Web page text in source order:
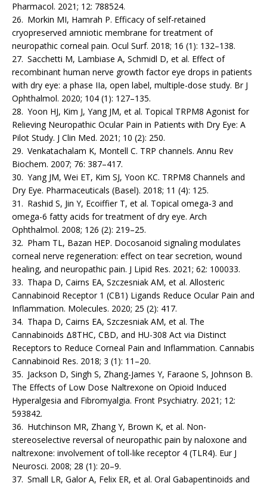
Pharmacol. 2021; 12: 788524.
26. Morkin MI, Hamrah P. Efficacy of self-retained
cryopreserved amniotic membrane for treatment of
neuropathic corneal pain. Ocul Surf. 2018; 16 (1): 132–138.
27. Sacchetti M, Lambiase A, Schmidl D, et al. Effect of
recombinant human nerve growth factor eye drops in patients
with dry eye: a phase IIa, open label, multiple-dose study. Br J
Ophthalmol. 2020; 104 (1): 127–135.
28. Yoon HJ, Kim J, Yang JM, et al. Topical TRPM8 Agonist for
Relieving Neuropathic Ocular Pain in Patients with Dry Eye: A
Pilot Study. J Clin Med. 2021; 10 (2): 250.
29. Venkatachalam K, Montell C. TRP channels. Annu Rev
Biochem. 2007; 76: 387–417.
30. Yang JM, Wei ET, Kim SJ, Yoon KC. TRPM8 Channels and
Dry Eye. Pharmaceuticals (Basel). 2018; 11 (4): 125.
31. Rashid S, Jin Y, Ecoiffier T, et al. Topical omega-3 and
omega-6 fatty acids for treatment of dry eye. Arch
Ophthalmol. 2008; 126 (2): 219–25.
32. Pham TL, Bazan HEP. Docosanoid signaling modulates
corneal nerve regeneration: effect on tear secretion, wound
healing, and neuropathic pain. J Lipid Res. 2021; 62: 100033.
33. Thapa D, Cairns EA, Szczesniak AM, et al. Allosteric
Cannabinoid Receptor 1 (CB1) Ligands Reduce Ocular Pain and
Inflammation. Molecules. 2020; 25 (2): 417.
34. Thapa D, Cairns EA, Szczesniak AM, et al. The
Cannabinoids Δ8THC, CBD, and HU-308 Act via Distinct
Receptors to Reduce Corneal Pain and Inflammation. Cannabis
Cannabinoid Res. 2018; 3 (1): 11–20.
35. Jackson D, Singh S, Zhang-James Y, Faraone S, Johnson B.
The Effects of Low Dose Naltrexone on Opioid Induced
Hyperalgesia and Fibromyalgia. Front Psychiatry. 2021; 12:
593842.
36. Hutchinson MR, Zhang Y, Brown K, et al. Non-
stereoselective reversal of neuropathic pain by naloxone and
naltrexone: involvement of toll-like receptor 4 (TLR4). Eur J
Neurosci. 2008; 28 (1): 20–9.
37. Small LR, Galor A, Felix ER, et al. Oral Gaba­pentinoids and